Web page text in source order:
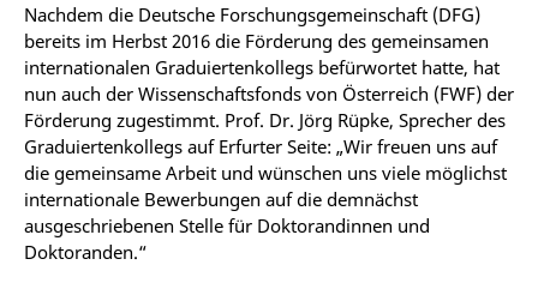
Nachdem die Deutsche Forschungsgemeinschaft (DFG)
bereits im Herbst 2016 die Förderung des gemeinsamen
internationalen Graduiertenkollegs befürwortet hatte, hat
nun auch der Wissenschaftsfonds von Österreich (FWF) der
Förderung zugestimmt. Prof. Dr. Jörg Rüpke, Sprecher des
Graduiertenkollegs auf Erfurter Seite: „Wir freuen uns auf
die gemeinsame Arbeit und wünschen uns viele möglichst
internationale Bewerbungen auf die demnächst
ausgeschriebenen Stelle für Doktorandinnen und
Doktoranden.“